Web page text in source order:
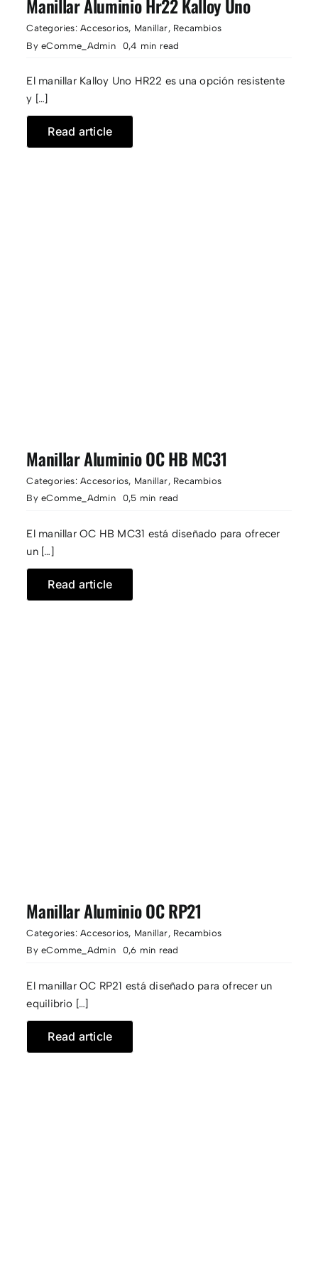
CONTACTO
Manillar Aluminio Hr22 Kalloy Uno
Categories:Accesorios, Manillar, Recambios
ByeComme_Admin 0,4 min read
El manillar Kalloy Uno HR22 es una opción resistente
y […]
Read article
Manillar Aluminio OC HB MC31
Categories:Accesorios, Manillar, Recambios
ByeComme_Admin 0,5 min read
El manillar OC HB MC31 está diseñado para ofrecer
un […]
Read article
Manillar Aluminio OC RP21
Categories:Accesorios, Manillar, Recambios
ByeComme_Admin 0,6 min read
El manillar OC RP21 está diseñado para ofrecer un
equilibrio […]
Read article